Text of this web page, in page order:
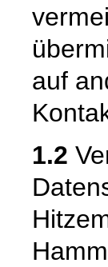
auf
1.2